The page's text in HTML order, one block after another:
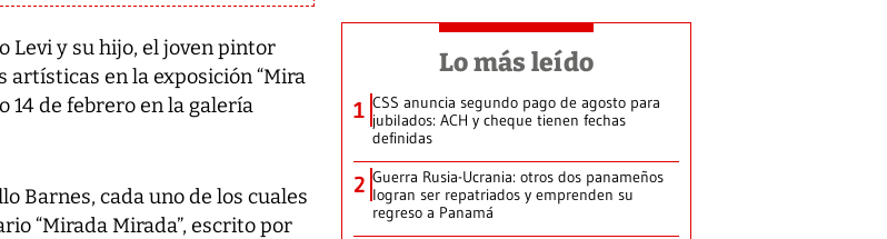
Levi y su hijo, el joven pintor
artísticas en la exposición “Mira
14 de febrero en la galería
Barnes, cada uno de los cuales
“Mirada Mirada”, escrito por
Lo más leído
1 CSS anuncia segundo pago de agosto para
jubilados: ACH y cheque tienen fechas
definidas
2 Guerra Rusia-Ucrania: otros dos panameños
logran ser repatriados y emprenden su
regreso a Panamá